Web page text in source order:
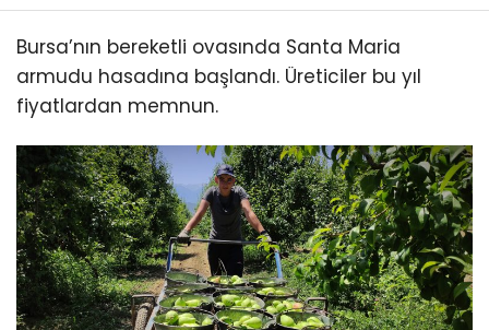
Bursa’nın bereketli ovasında Santa Maria
armudu hasadına başlandı. Üreticiler bu yıl
fiyatlardan memnun.